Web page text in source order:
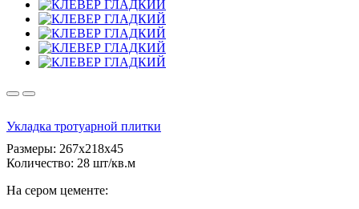
Укладка тротуарной плитки
Размеры: 267x218x45
Количество: 28 шт/кв.м
На сером цементе: